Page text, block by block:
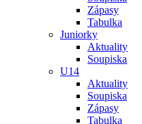
Zápasy
Tabulka
Juniorky
Aktuality
Soupiska
U14
Aktuality
Soupiska
Zápasy
Tabulka